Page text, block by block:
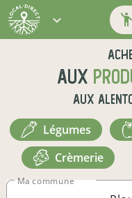
aux
aux
légumes
crèmerie
Ma commune